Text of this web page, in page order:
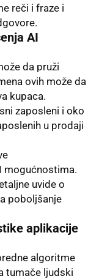
reči i fraze i
AI
da pruži
ovih može da
kupaca.
zaposleni i oko
u prodaji
mogućnostima.
uvide o
pobolјšanje
aplikacije
algoritme
tumače lјudski